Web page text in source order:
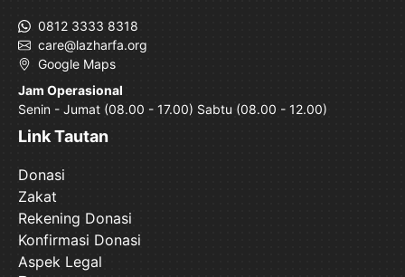
0812 3333 8318
care@lazharfa.org
Google Maps
Jam Operasional
Senin - Jumat (08.00 - 17.00) Sabtu (08.00 - 12.00)
Link Tautan
Donasi
Zakat
Rekening Donasi
Konfirmasi Donasi
Aspek Legal